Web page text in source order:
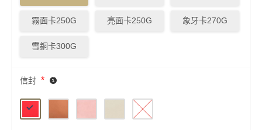
霧面卡250G 亮面卡250G 象牙卡270G
雪銅卡300G
信封 *